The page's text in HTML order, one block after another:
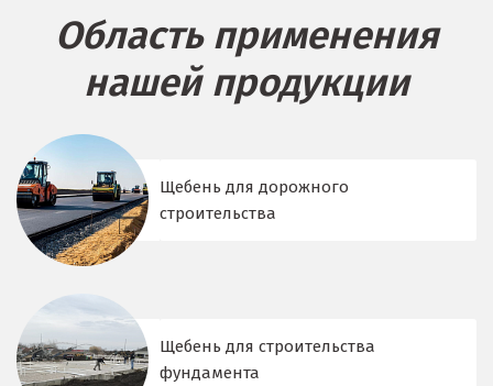
Область применения
нашей продукции
Щебень для дорожного
строительства
Щебень для строительства
фундамента